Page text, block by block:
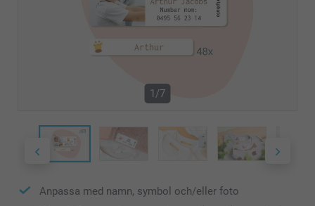
1/7
Anpassa med namn, symbol och/eller foto